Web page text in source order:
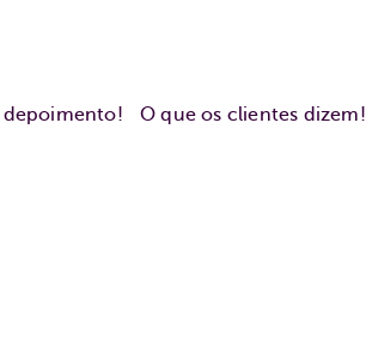
depoimento! O que os clientes dizem!